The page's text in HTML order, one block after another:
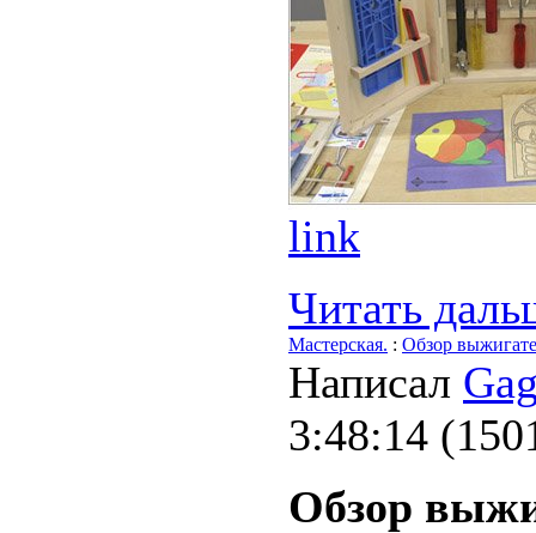
link
Читать
Мастерская. : Обзор
Написал
3:48:14 (
Обзор